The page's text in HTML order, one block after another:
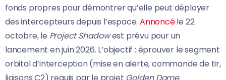
fonds propres pour démontrer qu’elle peut déployer
des intercepteurs depuis l’espace.Annoncéle 22
octobre, le Project Shadowest prévu pour un
lancement en juin 2026. L’objectif : éprouver le segment
orbital d’interception (mise en alerte, commande de tir,